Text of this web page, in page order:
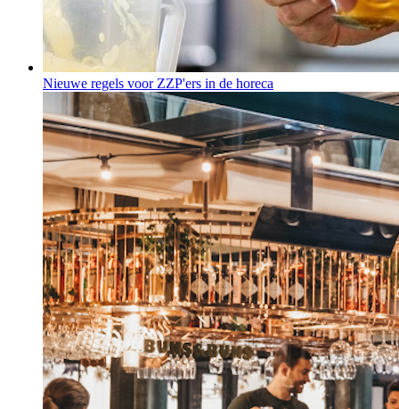
Nieuwe regels voor ZZP'ers in de horeca